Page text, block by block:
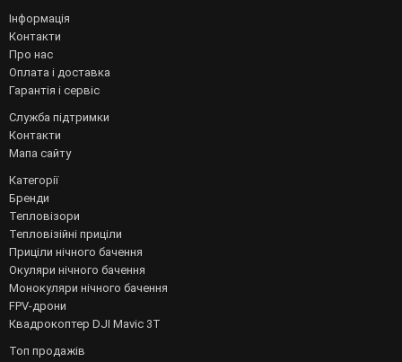
Інформація
Контакти
Про нас
Оплата і доставка
Гарантія і сервіс
Служба підтримки
Контакти
Мапа сайту
Категорії
Бренди
Тепловізори
Тепловізійні приціли
Приціли нічного бачення
Окуляри нічного бачення
Монокуляри нічного бачення
FPV-дрони
Квадрокоптер DJI Mavic 3T
Топ продажів